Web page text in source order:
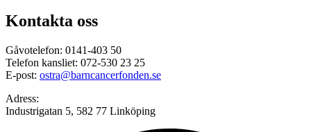
Kontakta oss
Gåvotelefon: 0141-403 50
Telefon kansliet: 072-530 23 25
E-post: ostra@barncancerfonden.se
Adress:
Industrigatan 5, 582 77 Linköping